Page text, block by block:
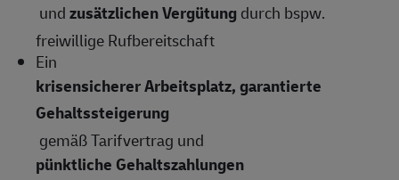
undzusätzlichen Vergütungdurch bspw.
freiwillige Rufbereitschaft
Ein
krisensicherer Arbeitsplatz, garantierte
Gehaltssteigerung
gemäß Tarifvertrag und
pünktliche Gehaltszahlungen